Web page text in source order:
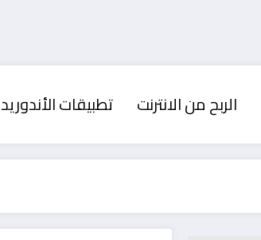
الربح من الانترنت تطبيقات الأندوريد